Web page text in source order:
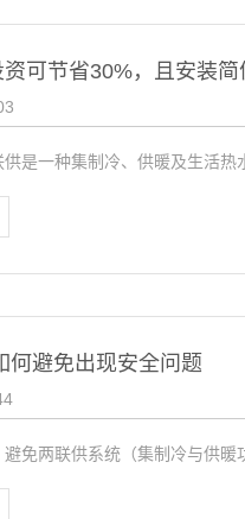
可节省30%，且安装简
是一种集制冷、供暖及生活
何避免出现安全问题
两联供系统（集制冷与供暖